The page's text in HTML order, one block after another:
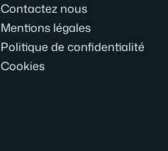
Contactez nous
Mentions légales
Politique de confidentialité
Cookies